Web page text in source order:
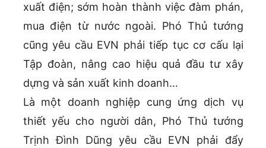
xuất điện; sớm hoàn thành việc đàm phán,
mua điện từ nước ngoài. Phó Thủ tướng
cũng yêu cầu EVN phải tiếp tục cơ cấu lại
Tập đoàn, nâng cao hiệu quả đầu tư xây
dựng và sản xuất kinh doanh…
Là một doanh nghiệp cung ứng dịch vụ
thiết yếu cho người dân, Phó Thủ tướng
Trịnh Đình Dũng yêu cầu EVN phải đẩy